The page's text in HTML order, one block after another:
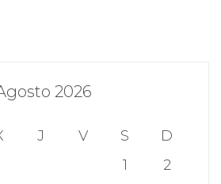
2026
J V S
D
1
2